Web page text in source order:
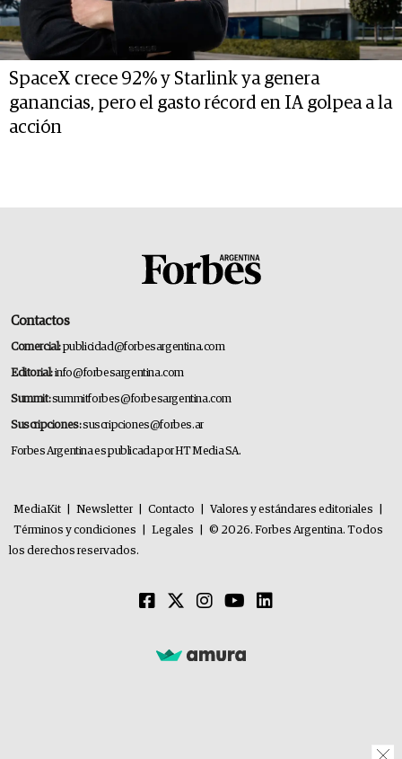
SpaceX crece 92% y Starlink ya genera
ganancias, pero el gasto récord en IA golpea a la
acción
Contactos
Comercial:publicidad@forbesargentina.com
Editorial:info@forbesargentina.com
Summit:summitforbes@forbesargentina.com
Suscripciones:suscripciones@forbes.ar
Forbes Argentina es publicada por HT Media SA.
MediaKit Newsletter Contacto Valores y estándares editoriales
Términos y condiciones
Legales
© 2026. Forbes Argentina. Todos
los derechos reservados.